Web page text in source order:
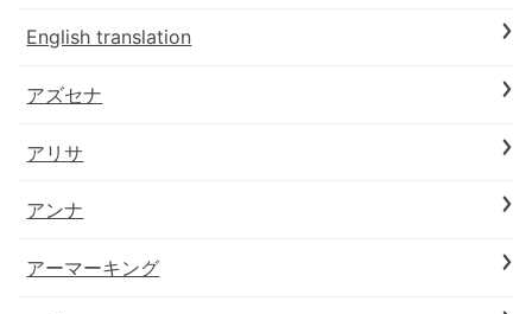
English translation
アズセナ
アリサ
アンナ
アーマーキング